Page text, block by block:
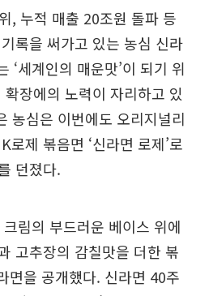
, 누적 매출 20조원 돌파 등
록을 써가고 있는 농심 신라
‘세계인의 매운맛’이 되기 위
장에의 노력이 자리하고 있
농심은 이번에도 오리지널리
로제 볶음면 ‘신라면 로제’로
던졌다.
림의 부드러운 베이스 위에
고추장의 감칠맛을 더한 볶
면을 공개했다. 신라면 40주